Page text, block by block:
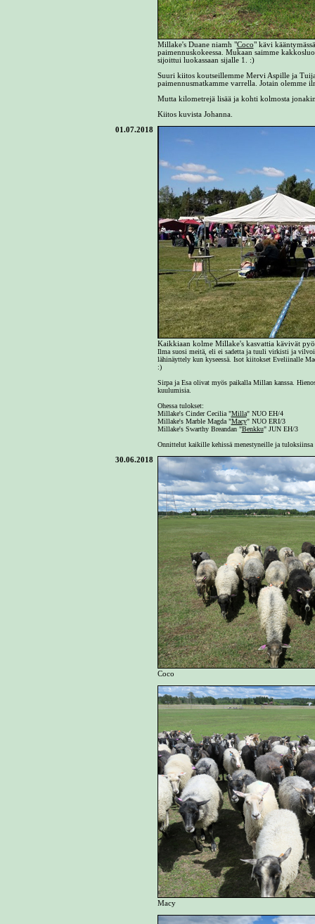
Millake's Duane niamh "Coco" kävi
paimennuskokeessa. Mukaan saimme
sijoittui luokassaan sijalle 1. :)
Suuri kiitos koutseillemme Mervi Aspille ja
paimennusmatkamme varrella. Jotain olemme
Mutta kilometrejä lisää ja kohti kolmosta
Kiitos kuvista Johanna.
01.07.2018
Kaikkiaan kolme Millake's kasvattia kävivät
Ilma suosi meitä, eli ei sadetta ja tuuli virkisti ja
lähinäyttely kun kyseessä. Isot kiitokset Eveliinalle
:)
Sirpa ja Esa olivat myös paikalla Millan kanssa.
kuulumisia.
Ohessa tulokset:
Millake's Cinder Cecilia "Milla" NUO EH/4
Millake's Marble Magda "Macy" NUO ERI/3
Millake's Swarthy Breandan "Benkku" JUN EH/3
Onnittelut kaikille kehissä menestyneille ja
30.06.2018
Coco
Macy